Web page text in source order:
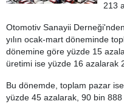
213
Otomotiv Sanayii
yılın ocak-mart döneminde
dönemine göre yüzde 15
üretimi ise yüzde 16 azalarak
Bu dönemde, toplam pazar
yüzde 45 azalarak, 90 bin